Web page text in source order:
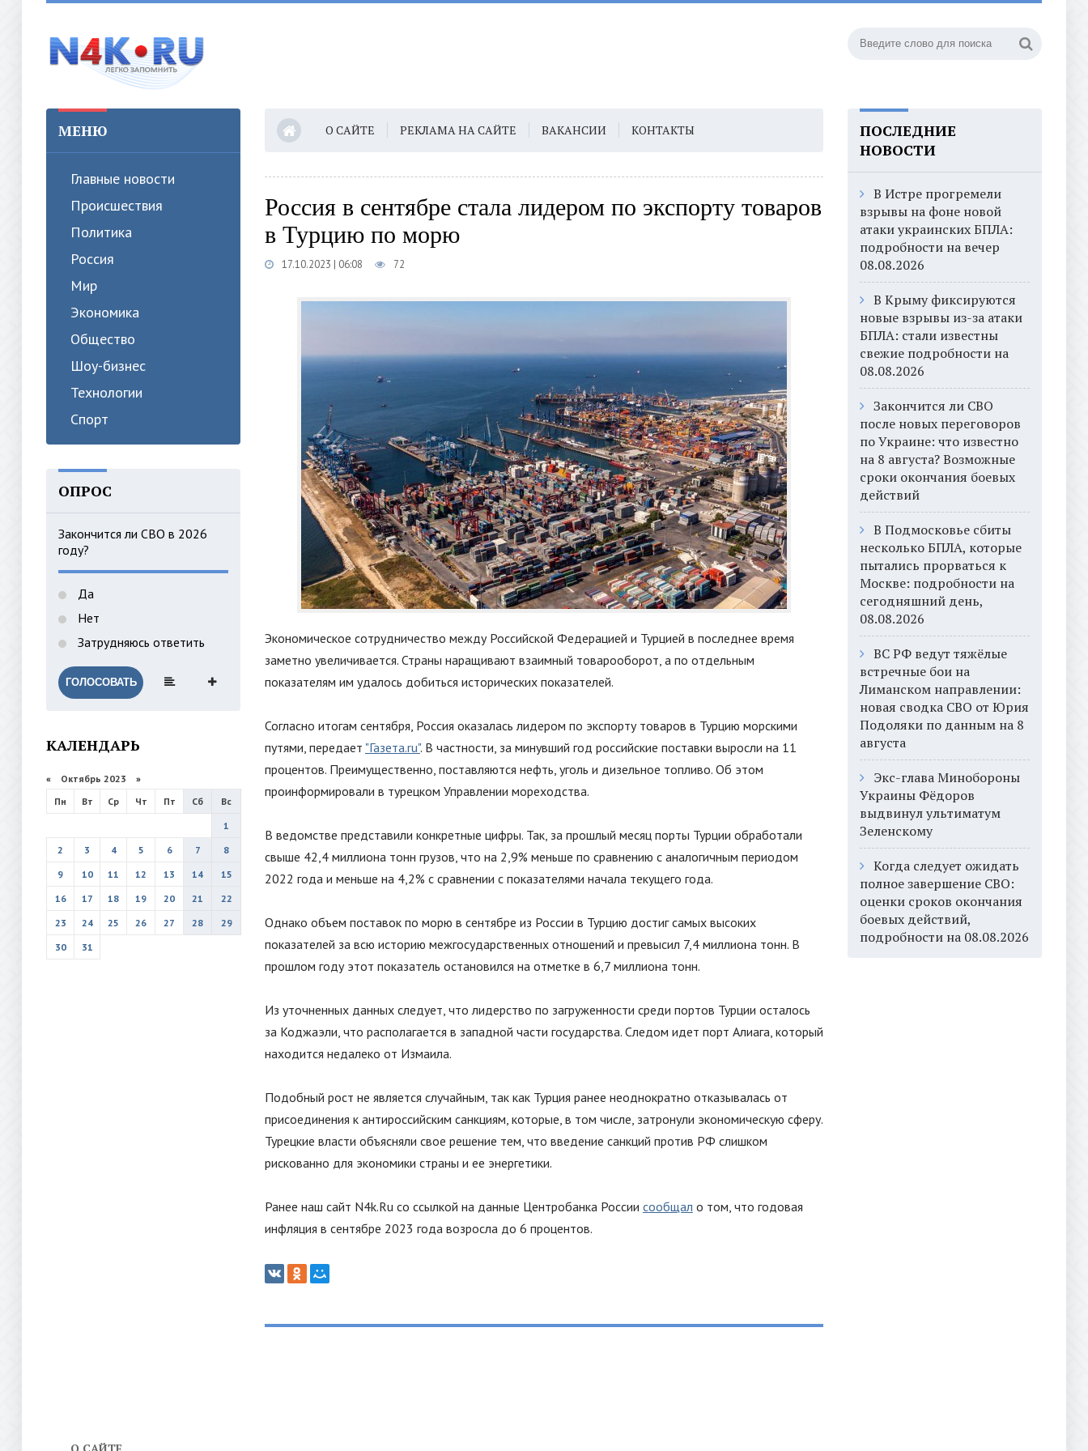
МЕНЮ
Главные новости
Происшествия
Политика
Россия
Мир
Экономика
Общество
Шоу-бизнес
Технологии
Спорт
ОПРОС
Закончится ли СВО в 2026
году?
Да
Нет
Затрудняюсь ответить
ГОЛОСОВАТЬ
КАЛЕНДАРЬ
« Октябрь 2023 »
Пн
Вт Ср Чт Пт Сб
Вс
1
2
3 4 5 6 7
8
9
10 11 12 13 14
15
16
17 18 19 20 21
22
23
24 25 26 27 28
29
30
31
О САЙТЕ РЕКЛАМА НА САЙТЕ ВАКАНСИИ КОНТАКТЫ
Россия в сентябре стала лидером по экспорту товаров
в Турцию по морю
17.10.2023 | 06:08 72
Экономическое сотрудничество между Российской Федерацией и Турцией в последнее время
заметно увеличивается. Страны наращивают взаимный товарооборот, а по отдельным
показателям им удалось добиться исторических показателей.
Согласно итогам сентября, Россия оказалась лидером по экспорту товаров в Турцию морскими
путями, передает "Газета.ru". В частности, за минувший год российские поставки выросли на 11
процентов. Преимущественно, поставляются нефть, уголь и дизельное топливо. Об этом
проинформировали в турецком Управлении мореходства.
В ведомстве представили конкретные цифры. Так, за прошлый месяц порты Турции обработали
свыше 42,4 миллиона тонн грузов, что на 2,9% меньше по сравнению с аналогичным периодом
2022 года и меньше на 4,2% с сравнении с показателями начала текущего года.
Однако объем поставок по морю в сентябре из России в Турцию достиг самых высоких
показателей за всю историю межгосударственных отношений и превысил 7,4 миллиона тонн. В
прошлом году этот показатель остановился на отметке в 6,7 миллиона тонн.
Из уточненных данных следует, что лидерство по загруженности среди портов Турции осталось
за Коджаэли, что располагается в западной части государства. Следом идет порт Алиага, который
находится недалеко от Измаила.
Подобный рост не является случайным, так как Турция ранее неоднократно отказывалась от
присоединения к антироссийским санкциям, которые, в том числе, затронули экономическую сферу.
Турецкие власти объясняли свое решение тем, что введение санкций против РФ слишком
рискованно для экономики страны и ее энергетики.
Ранее наш сайт N4k.Ru со ссылкой на данные Центробанка России сообщал о том, что годовая
инфляция в сентябре 2023 года возросла до 6 процентов.
ПОСЛЕДНИЕ
НОВОСТИ
В Истре прогремели
взрывы на фоне новой
атаки украинских БПЛА:
подробности на вечер
08.08.2026
В Крыму фиксируются
новые взрывы из-за атаки
БПЛА: стали известны
свежие подробности на
08.08.2026
Закончится ли СВО
после новых переговоров
по Украине: что известно
на 8 августа? Возможные
сроки окончания боевых
действий
В Подмосковье сбиты
несколько БПЛА, которые
пытались прорваться к
Москве: подробности на
сегодняшний день,
08.08.2026
ВС РФ ведут тяжёлые
встречные бои на
Лиманском направлении:
новая сводка СВО от Юрия
Подоляки по данным на 8
августа
Экс-глава Минобороны
Украины Фёдоров
выдвинул ультиматум
Зеленскому
Когда следует ожидать
полное завершение СВО:
оценки сроков окончания
боевых действий,
подробности на 08.08.2026